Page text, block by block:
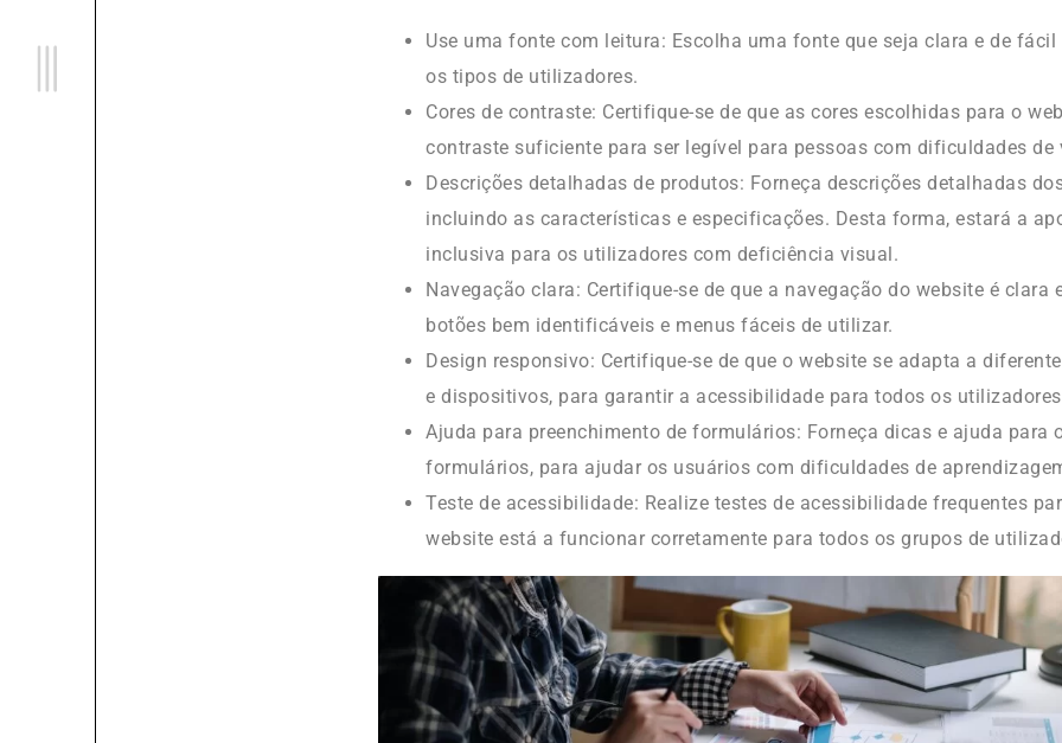
Use uma fonte com leitura: Escolha uma fonte que seja clara e de
os tipos de utilizadores.
Cores de contraste: Certifique-se de que as cores escolhidas para o
contraste suficiente para ser legível para pessoas com dificuldades de
Descrições detalhadas de produtos: Forneça descrições detalhadas
incluindo as características e especificações. Desta forma, estará a
inclusiva para os utilizadores com deficiência visual.
Navegação clara: Certifique-se de que a navegação do website é clara
botões bem identificáveis e menus fáceis de utilizar.
Design responsivo: Certifique-se de que o website se adapta a
e dispositivos, para garantir a acessibilidade para todos os
Ajuda para preenchimento de formulários: Forneça dicas e ajuda para
formulários, para ajudar os usuários com dificuldades de
Teste de acessibilidade: Realize testes de acessibilidade frequentes
website está a funcionar corretamente para todos os grupos de